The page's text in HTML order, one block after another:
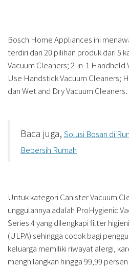
Bosch Home Appliances ini
terdiri dari 20 pilihan produk dari 5
Vacuum Cleaners; 2-in-1
Use Handstick Vacuum Cleaners;
dan Wet and Dry Vacuum Cleaners.
Baca juga, Solusi Bosan di
Bebersih Rumah
Untuk kategori Canister Vacuum
unggulannya adalah ProHygienic
Series 4 yang dilengkapi filter
(ULPA) sehingga cocok bagi
keluarga memiliki riwayat alergi,
menghilangkan hingga 99,99